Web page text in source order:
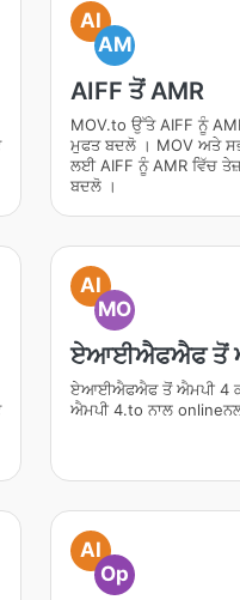
AI
AM
AIFF ਤੋਂ AMR
MOV.to ਉੱਤੇ AIFF ਨੂੰ
ਮੁਫਤ ਬਦਲੋ । MOV ਅਤੇ
ਲਈ AIFF ਨੂੰ AMR ਵਿੱਚ
ਬਦਲੋ ।
AI
MO
ਏਆਈਐਫਐਫ ਤੋਂ
ਏਆਈਐਫਐਫ ਤੋਂ ਐਮਪੀ 4
ਐਮਪੀ 4.to ਨਾਲ
AI
Op